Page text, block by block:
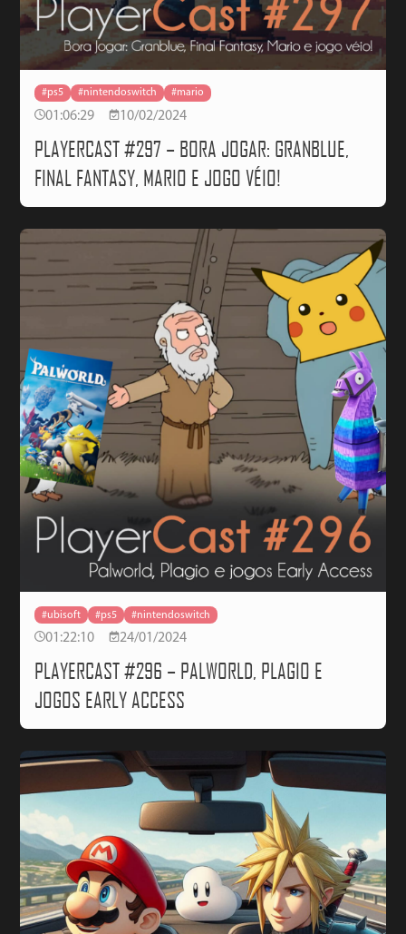
#ps5 #nintendoswitch #mario
01:06:29 10/02/2024
PLAYERCAST #297 – BORA JOGAR: GRANBLUE,
FINAL FANTASY, MARIO E JOGO VÉIO!
#ubisoft #ps5 #nintendoswitch
01:22:10 24/01/2024
PLAYERCAST #296 – PALWORLD, PLAGIO E
JOGOS EARLY ACCESS